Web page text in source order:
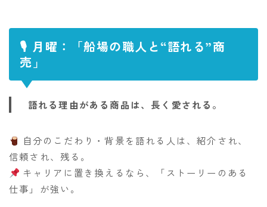
🎙 月曜：「船場の職人と“語れる”商
売」
語れる理由がある商品は、長く愛される。
自分のこだわり・背景を語れる人は、紹介され、
信頼され、残る。
キャリアに置き換えるなら、「ストーリーのある
仕事」が強い。